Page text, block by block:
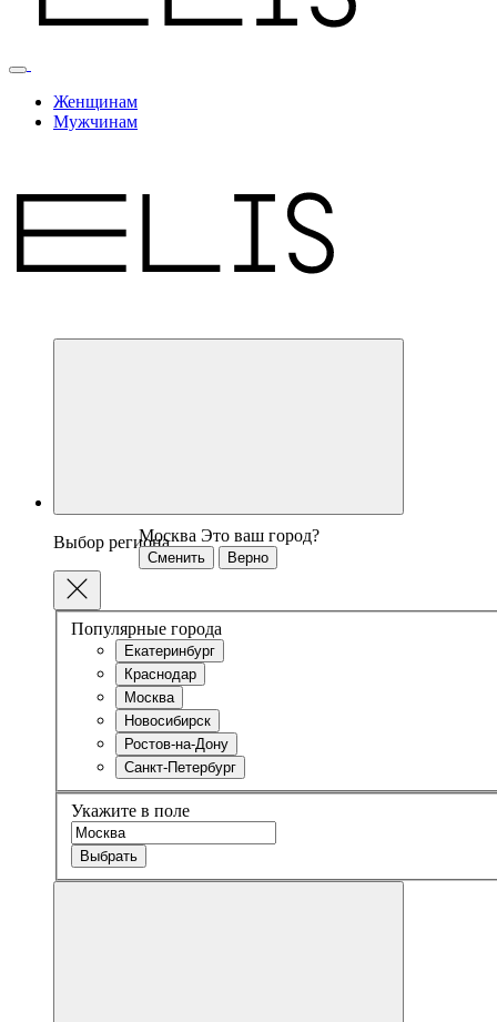
Женщинам
Мужчинам
Выбор региона
Популярные города
Екатеринбург
Краснодар
Москва
Новосибирск
Ростов-на-Дону
Санкт-Петербург
Укажите в поле
Выбрать
Москва Это ваш город?
Сменить Верно